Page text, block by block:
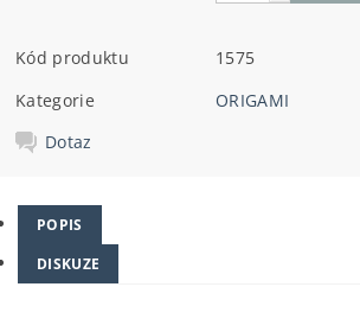
Kód produktu
1575
Kategorie
ORIGAMI
Dotaz
POPIS
DISKUZE